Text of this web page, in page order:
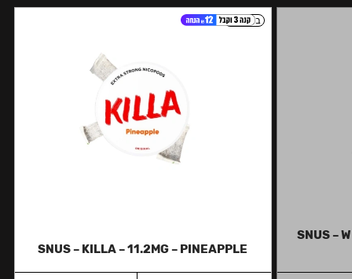
SNUS –
בינוני
SNUS – KILLA – 11.2MG – PINEAPPLE